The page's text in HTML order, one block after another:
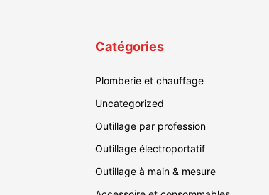
Catégories
Plomberie et chauffage
Uncategorized
Outillage par profession
Outillage électroportatif
Outillage à main & mesure